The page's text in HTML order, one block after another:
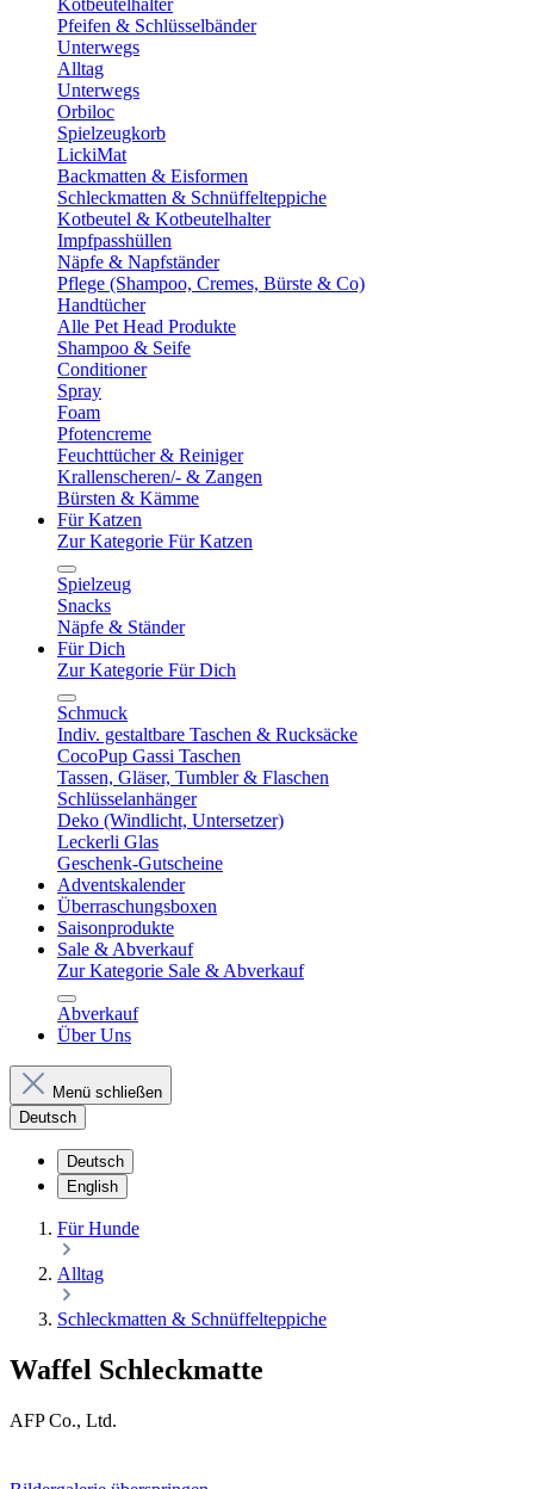
Kotbeutelhalter
Pfeifen & Schlüsselbänder
Unterwegs
Alltag
Unterwegs
Orbiloc
Spielzeugkorb
LickiMat
Backmatten & Eisformen
Schleckmatten & Schnüffelteppiche
Kotbeutel & Kotbeutelhalter
Impfpasshüllen
Näpfe & Napfständer
Pflege (Shampoo, Cremes, Bürste & Co)
Handtücher
Alle Pet Head Produkte
Shampoo & Seife
Conditioner
Spray
Foam
Pfotencreme
Feuchttücher & Reiniger
Krallenscheren/- & Zangen
Bürsten & Kämme
Für Katzen
Zur Kategorie Für Katzen
Spielzeug
Snacks
Näpfe & Ständer
Für Dich
Zur Kategorie Für Dich
Schmuck
Indiv. gestaltbare Taschen & Rucksäcke
CocoPup Gassi Taschen
Tassen, Gläser, Tumbler & Flaschen
Schlüsselanhänger
Deko (Windlicht, Untersetzer)
Leckerli Glas
Geschenk-Gutscheine
Adventskalender
Überraschungsboxen
Saisonprodukte
Sale & Abverkauf
Zur Kategorie Sale & Abverkauf
Abverkauf
Über Uns
Menü schließen
Deutsch
Deutsch
English
Für Hunde
Alltag
Schleckmatten & Schnüffelteppiche
Waffel Schleckmatte
AFP Co., Ltd.